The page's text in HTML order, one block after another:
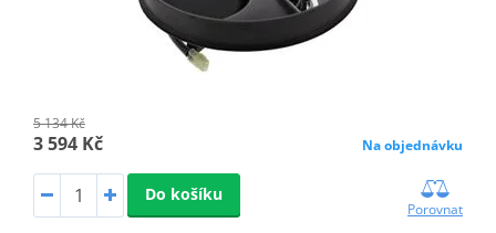
5 134 Kč
3 594 Kč Na objednávku
Do košíku
Porovnat